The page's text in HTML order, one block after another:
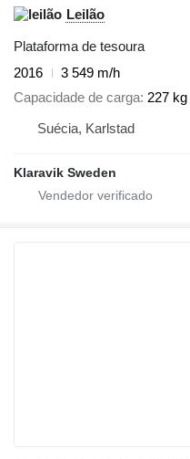
Leilão
Plataforma de tesoura
2016
3 549 m/h
Capacidade de carga 227 kg
Suécia, Karlstad
Klaravik Sweden